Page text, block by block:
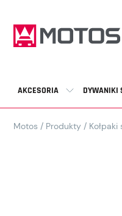
AKCESORIA DYWANIKI
Motos / Produkty /